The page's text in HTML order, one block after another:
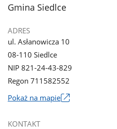
galerii.
stopka
Gmina Siedlce
ADRES
ul. Asłanowicza 10
08-110 Siedlce
NIP 821-24-43-829
Regon 711582552
Pokaż na mapieLink
KONTAKT